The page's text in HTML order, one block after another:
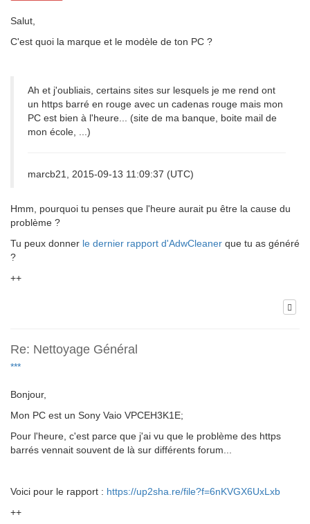
Salut,
C'est quoi la marque et le modèle de ton PC ?
Ah et j'oubliais, certains sites sur lesquels je me rend ont
un https barré en rouge avec un cadenas rouge mais mon
PC est bien à l'heure... (site de ma banque, boite mail de
mon école, ...)
marcb21, 2015-09-13 11:09:37 (UTC)
Hmm, pourquoi tu penses que l'heure aurait pu être la cause du
problème ?
Tu peux donner le dernier rapport d'AdwCleaner que tu as généré
?
++
Re: Nettoyage Général
***
Bonjour,
Mon PC est un Sony Vaio VPCEH3K1E;
Pour l'heure, c'est parce que j'ai vu que le problème des https
barrés vennait souvent de là sur différents forum...
Voici pour le rapport : https://up2sha.re/file?f=6nKVGX6UxLxb
++